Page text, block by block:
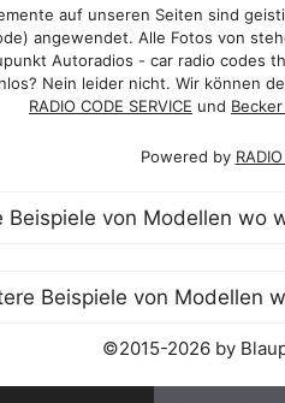
auf unseren Seiten sind
angewendet. Alle Fotos von
Autoradios - car radio
Nein leider nicht. Wir können
RADIO CODE SERVICE und
Powered by
©2015-2026 by